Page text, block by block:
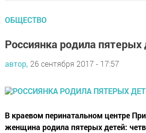
ОБЩЕСТВО
Россиянка родила пятерых
автор, 26 сентября 2017 - 17:57
В краевом перинатальном центре
женщина родила пятерых детей: